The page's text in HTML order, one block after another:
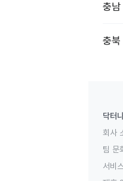
충남
충북
닥터
회사
팀 문
서비